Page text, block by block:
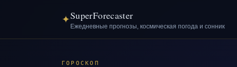
✦SuperForecaster
Ежедневные прогнозы, космическая погода и сонник
ГОРОСКОП